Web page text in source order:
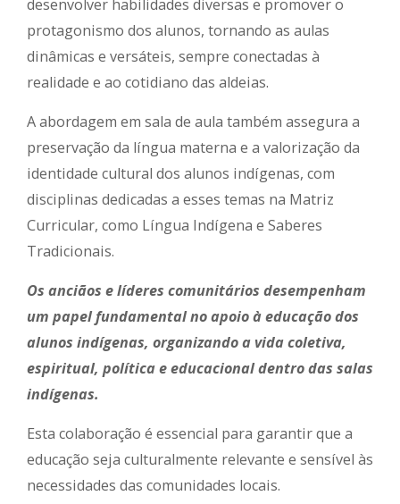
desenvolver habilidades diversas e promover o
protagonismo dos alunos, tornando as aulas
dinâmicas e versáteis, sempre conectadas à
realidade e ao cotidiano das aldeias.
A abordagem em sala de aula também assegura a
preservação da língua materna e a valorização da
identidade cultural dos alunos indígenas, com
disciplinas dedicadas a esses temas na Matriz
Curricular, como Língua Indígena e Saberes
Tradicionais.
Os anciãos e líderes comunitários desempenham
um papel fundamental no apoio à educação dos
alunos indígenas, organizando a vida coletiva,
espiritual, política e educacional dentro das salas
indígenas.
Esta colaboração é essencial para garantir que a
educação seja culturalmente relevante e sensível às
necessidades das comunidades locais.